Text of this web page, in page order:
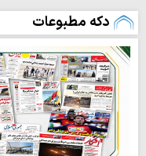
دکه مطبوعات